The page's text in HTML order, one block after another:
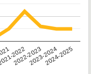
2022
2022-20232023-20242024-2025